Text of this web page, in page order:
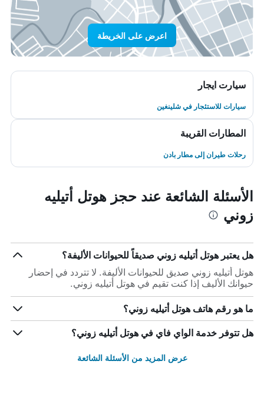
اعرض على الخريطة
سيارت ايجار
سيارات للاستئجار في شلينغين
المطارات القريبة
رحلات طيران إلى مطار بادن
الأسئلة الشائعة عند حجز هوتل أتيليه
زوني
هل يعتبر هوتل أتيليه زوني صديقاً للحيوانات الأليفة؟
هوتل أتيليه زوني صديق للحيوانات الأليفة. لا تتردد في إحضار
حيوانك الأليف إذا كنت تقيم في هوتل أتيليه زوني.
ما هو رقم هاتف هوتل أتيليه زوني؟
هل تتوفر خدمة الواي فاي في هوتل أتيليه زوني؟
عرض المزيد من الأسئلة الشائعة